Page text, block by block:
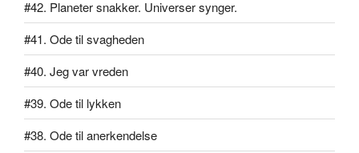
#42. Planeter snakker. Universer synger.
#41. Ode til svagheden
#40. Jeg var vreden
#39. Ode til lykken
#38. Ode til anerkendelse